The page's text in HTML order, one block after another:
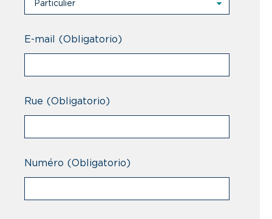
Particulier
Professionnel
E-mail (Obligatorio)
Rue (Obligatorio)
Numéro (Obligatorio)